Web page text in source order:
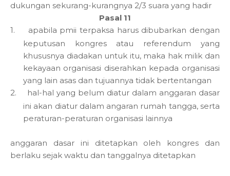
dukungan sekurang-kurangnya 2/3 suara yang hadir
Pasal 11
1.
apabila pmii terpaksa harus dibubarkan dengan
keputusan kongres atau referendum yang
khususnya diadakan untuk itu, maka hak milik dan
kekayaan organisasi diserahkan kepada organisasi
yang lain asas dan tujuannya tidak bertentangan
2.
hal-hal yang belum diatur dalam anggaran dasar
ini akan diatur dalam angaran rumah tangga, serta
peraturan-peraturan organisasi lainnya
anggaran dasar ini ditetapkan oleh kongres dan
berlaku sejak waktu dan tanggalnya ditetapkan